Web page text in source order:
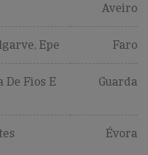
Aveiro
Epe Faro
De Fios E
Guarda
Évora